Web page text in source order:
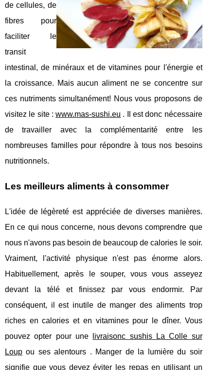
de cellules, de
fibres pour
faciliter le
transit
intestinal, de minéraux et de vitamines pour l'énergie et
la croissance. Mais aucun aliment ne se concentre sur
ces nutriments simultanément! Nous vous proposons de
visitez le site :www.mas-sushi.eu . Il est donc nécessaire
de travailler avec la complémentarité entre les
nombreuses familles pour répondre à tous nos besoins
nutritionnels.
Les meilleurs aliments à consommer
L'idée de légèreté est appréciée de diverses manières.
En ce qui nous concerne, nous devons comprendre que
nous n'avons pas besoin de beaucoup de calories le soir.
Vraiment, l'activité physique n'est pas énorme alors.
Habituellement, après le souper, vous vous asseyez
devant la télé et finissez par vous endormir. Par
conséquent, il est inutile de manger des aliments trop
riches en calories et en vitamines pour le dîner. Vous
pouvez opter pour une
livraisonc sushis La Colle sur
Loup ou ses alentours . Manger de la lumière du soir
signifie que vous devez éviter les repas en utilisant un